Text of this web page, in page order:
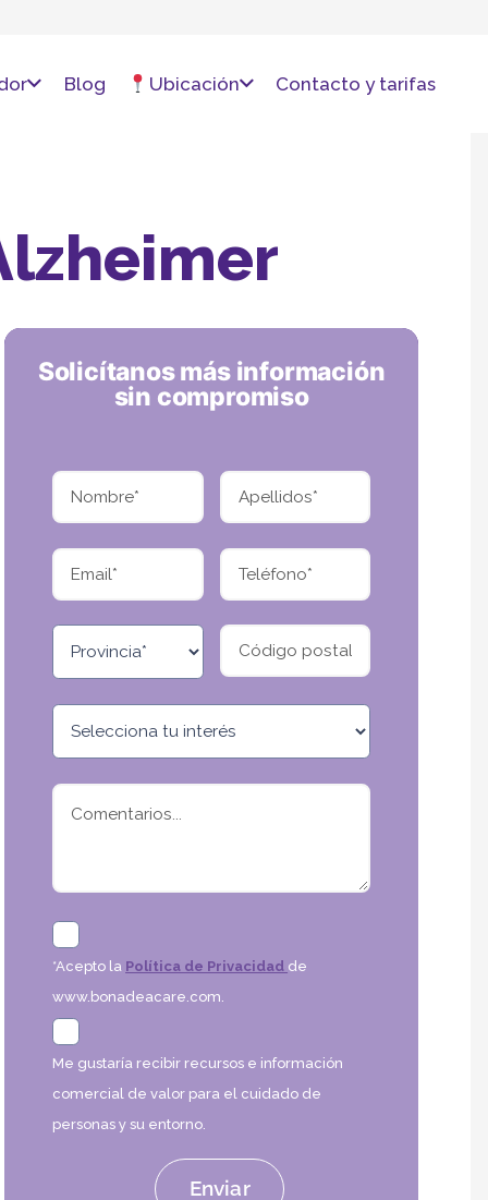
Blog Ubicación Contacto y tarifas
Solicítanos más información
sin compromiso
*Acepto la Política de Privacidad de
www.bonadeacare.com.
Me gustaría recibir recursos e información
comercial de valor para el cuidado de
personas y su entorno.